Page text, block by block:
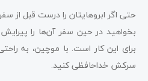
حتی اگر ابروهایتان را درست قبل از
بخواهید در حین سفر آن‌ها را
برای این کار است. با موچین، به
سرکش خداحافظی کنید.